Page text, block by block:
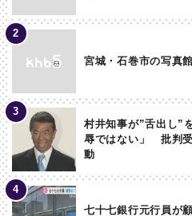
宮城・石巻市の写真
村井知事が”舌出し”
辱ではない」 批判
動
七十七銀行元行員が